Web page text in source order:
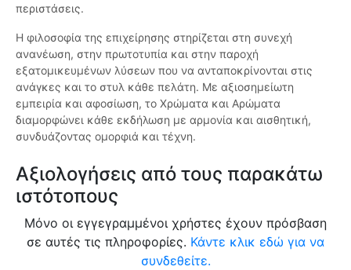
περιστάσεις.
Η φιλοσοφία της επιχείρησης στηρίζεται στη συνεχή
ανανέωση, στην πρωτοτυπία και στην παροχή
εξατομικευμένων λύσεων που να ανταποκρίνονται στις
ανάγκες και το στυλ κάθε πελάτη. Με αξιοσημείωτη
εμπειρία και αφοσίωση, το Χρώματα και Αρώματα
διαμορφώνει κάθε εκδήλωση με αρμονία και αισθητική,
συνδυάζοντας ομορφιά και τέχνη.
Αξιολογήσεις από τους παρακάτω
ιστότοπους
Μόνο οι εγγεγραμμένοι χρήστες έχουν πρόσβαση
σε αυτές τις πληροφορίες. Κάντε κλικ εδώ για να
συνδεθείτε.